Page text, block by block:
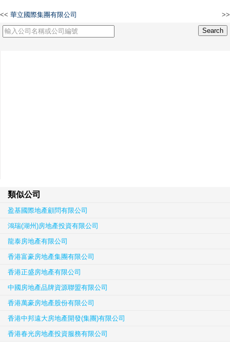
<< 華立國際集團有限公司 >>
類似公司
盈基國際地產顧問有限公司
鴻瑞(湖州)房地產投資有限公司
龍泰房地產有限公司
香港富豪房地產集團有限公司
香港正盛房地產有限公司
中國房地產品牌資源聯盟有限公司
香港萬豪房地產股份有限公司
香港中邦遠大房地產開發(集團)有限公司
香港春光房地產投資服務有限公司